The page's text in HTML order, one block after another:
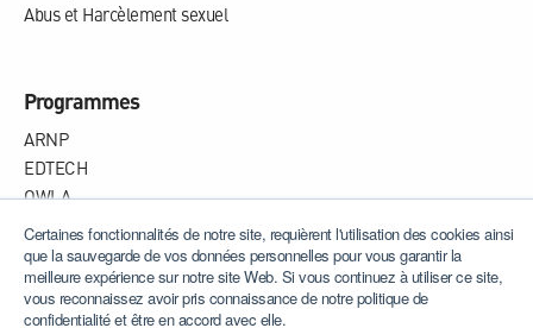
Abus et Harcèlement sexuel
Programmes
ARNP
EDTECH
OWLA
WHISPA
Certaines fonctionnalités de notre site, requièrent l'utilisation des cookies ainsi
que la sauvegarde de vos données personnelles pour vous garantir la
meilleure expérience sur notre site Web. Si vous continuez à utiliser ce site,
vous reconnaissez avoir pris connaissance de notre politique de
confidentialité et être en accord avec elle.